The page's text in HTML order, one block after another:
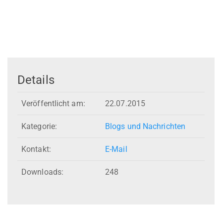
Details
Veröffentlicht am: 22.07.2015
Kategorie: Blogs und Nachrichten
Kontakt: E-Mail
Downloads: 248